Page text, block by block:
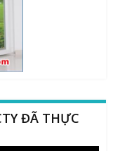
ĐÃ THỰC